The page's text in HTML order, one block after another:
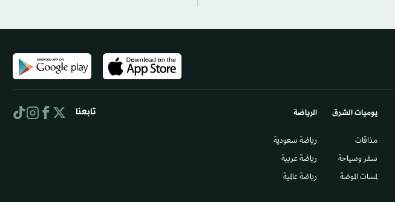
يوميات الشرق​
مذاقات
سفر وسياحة
لمسات الموضة
الرياضة
رياضة سعودية
رياضة عربية
رياضة عالمية
تابعنا